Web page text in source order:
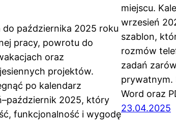
do października 2025 roku
pracy, powrotu do
oraz
projektów.
po kalendarz
2025, który
funkcjonalność i wygodę
miejscu.
wrzesień
szablon,
rozmów
zadań
prywatnym.
Word oraz
23.04.2025